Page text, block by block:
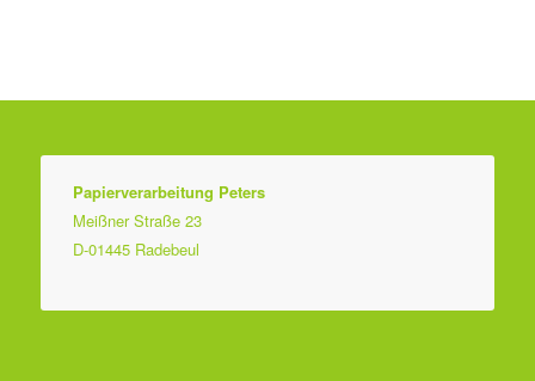
Papierverarbeitung Peters
Meißner Straße 23
D-01445 Radebeul